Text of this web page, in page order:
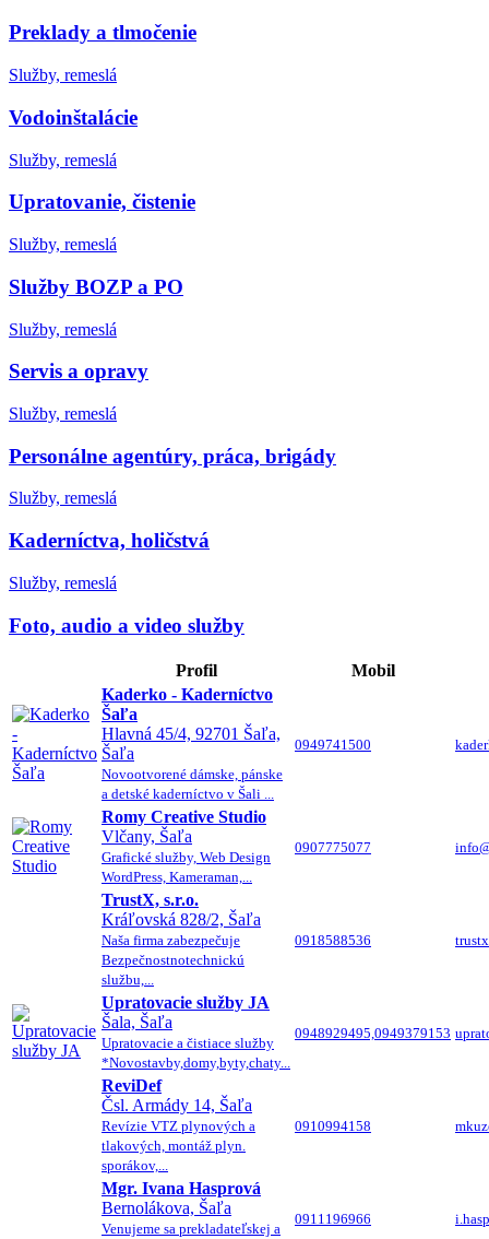
Preklady a tlmočenie
Služby, remeslá
Vodoinštalácie
Služby, remeslá
Upratovanie, čistenie
Služby, remeslá
Služby BOZP a PO
Služby, remeslá
Servis a opravy
Služby, remeslá
Personálne agentúry, práca, brigády
Služby, remeslá
Kaderníctva, holičstvá
Služby, remeslá
Foto, audio a video služby
Profil
Mobil
Kaderko - Kaderníctvo
Šaľa
Hlavná 45/4, 92701 Šaľa,
Šaľa
Novootvorené dámske, pánske
a detské kaderníctvo v Šali ...
0949741500
Romy Creative Studio
Vlčany, Šaľa
Grafické služby, Web Design
WordPress, Kameraman,...
0907775077
TrustX, s.r.o.
Kráľovská 828/2, Šaľa
Naša firma zabezpečuje
Bezpečnostnotechnickú
službu,...
0918588536
Upratovacie služby JA
Šala, Šaľa
Upratovacie a čistiace služby
*Novostavby,domy,byty,chaty...
0948929495,0949379153
ReviDef
Čsl. Armády 14, Šaľa
Revízie VTZ plynových a
tlakových, montáž plyn.
sporákov,...
0910994158
Mgr. Ivana Hasprová
Bernolákova, Šaľa
Venujeme sa prekladateľskej a
0911196966